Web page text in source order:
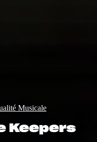
Musicale
Keepers